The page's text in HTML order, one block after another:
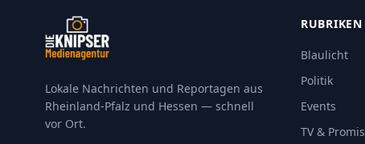
Lokale Nachrichten und Reportagen aus
Rheinland-Pfalz und Hessen — schnell
vor Ort.
RUBRIKEN
Blaulicht
Politik
Events
TV & Promis